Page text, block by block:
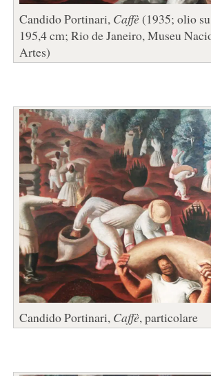
Candido Portinari, Caffè (1935; olio
195,4 cm; Rio de Janeiro, Museu
Artes)
Candido Portinari, Caffè, particolare